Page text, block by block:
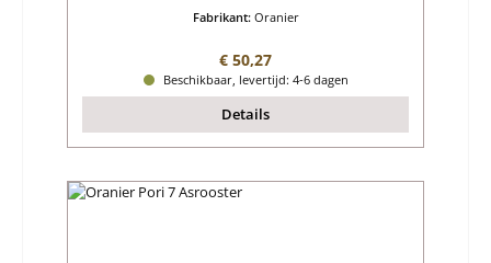
Fabrikant: Oranier
Normale prijs:
€ 50,27
Beschikbaar, levertijd: 4-6 dagen
Details